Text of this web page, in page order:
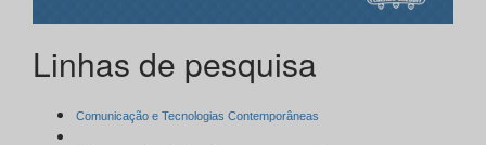
Linhas de pesquisa
Comunicação e Tecnologias Contemporâneas